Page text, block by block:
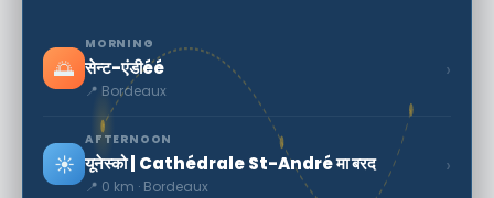
🌅
MORNING
सेन्ट-एंडीéé
📍 Bordeaux
›
☀️
AFTERNOON
यूनेस्को | Cathédrale St-André मा बरद
📍 0 km · Bordeaux
›